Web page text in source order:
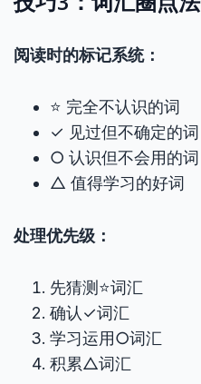
阅读时的标记系统：
⭐ 完全不认识的词
✓ 见过但不确定的词
○ 认识但不会用的词
△ 值得学习的好词
处理优先级：
先猜测⭐词汇
确认✓词汇
学习运用○词汇
积累△词汇